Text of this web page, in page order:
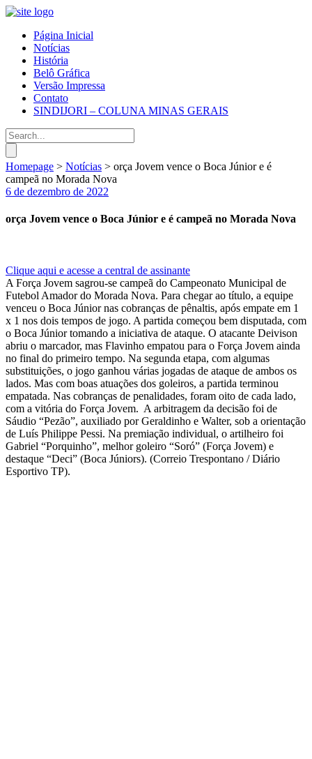
Página Inicial
Notícias
História
Belô Gráfica
Versão Impressa
Contato
SINDIJORI – COLUNA MINAS GERAIS
Homepage > Notícias > orça Jovem vence o Boca Júnior e é
campeã no Morada Nova
6 de dezembro de 2022
orça Jovem vence o Boca Júnior e é campeã no Morada Nova
Clique aqui e acesse a central de assinante
A Força Jovem sagrou-se campeã do Campeonato Municipal de
Futebol Amador do Morada Nova. Para chegar ao título, a equipe
venceu o Boca Júnior nas cobranças de pênaltis, após empate em 1
x 1 nos dois tempos de jogo. A partida começou bem disputada, com
o Boca Júnior tomando a iniciativa de ataque. O atacante Deivison
abriu o marcador, mas Flavinho empatou para o Força Jovem ainda
no final do primeiro tempo. Na segunda etapa, com algumas
substituições, o jogo ganhou várias jogadas de ataque de ambos os
lados. Mas com boas atuações dos goleiros, a partida terminou
empatada. Nas cobranças de penalidades, foram oito de cada lado,
com a vitória do Força Jovem. A arbitragem da decisão foi de
Sáudio “Pezão”, auxiliado por Geraldinho e Walter, sob a orientação
de Luís Philippe Pessi. Na premiação individual, o artilheiro foi
Gabriel “Porquinho”, melhor goleiro “Soró” (Força Jovem) e
destaque “Deci” (Boca Júniors). (Correio Trespontano / Diário
Esportivo TP).